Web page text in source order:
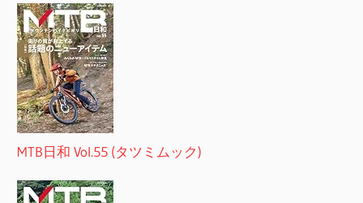
MTB日和 Vol.55 (タツミムック)